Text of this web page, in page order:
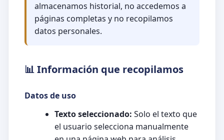
almacenamos historial, no accedemos a
páginas completas y no recopilamos
datos personales.
📊 Información que recopilamos
Datos de uso
Texto seleccionado: Solo el texto que
el usuario selecciona manualmente